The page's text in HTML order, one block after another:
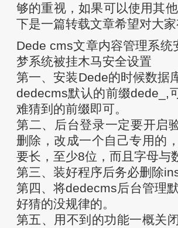
够的重视，如果可以使用其
下是一篇转载文章希望对大家
Dede cms文章内容管理系
梦系统被挂木马安全设置
第一、安装Dede的时候数据
dedecms默认的前缀dede_,
难猜到的前缀即可。
第二、后台登录一定要开启
删除，改成一个自己专用的
要长，至少8位，而且字母与
第三、装好程序后务必删除
第四、将dedecms后台管理
好猜的没规律的。
第五、用不到的功能一概关